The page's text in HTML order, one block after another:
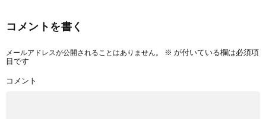
コメントを書く
メールアドレスが公開されることはありません。 ※ が付いている欄は必須項
目です
コメント